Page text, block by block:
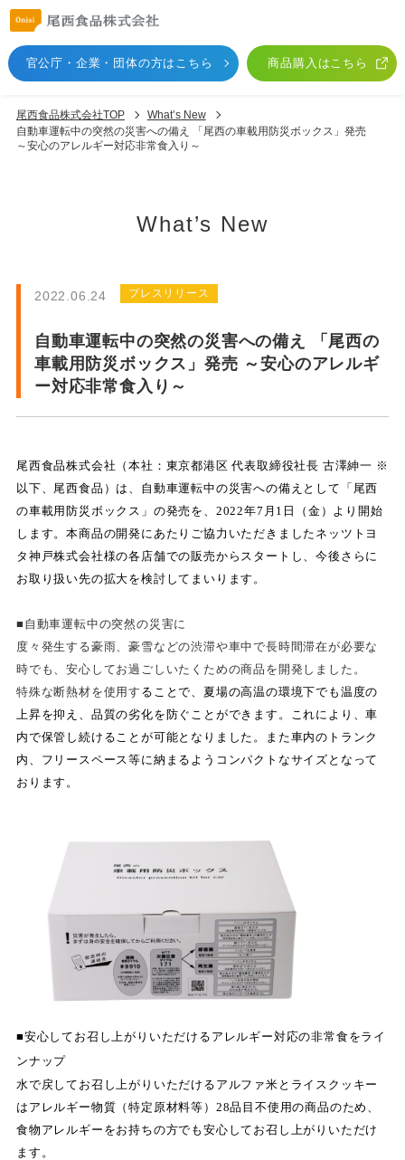
官公庁・企業・団体の方はこちら 商品購入はこちら
尾西食品株式会社TOP
What’s New
自動車運転中の突然の災害への備え 「尾西の車載用防災ボックス」発売
～安心のアレルギー対応非常食入り～
What’s New
2022.06.24 プレスリリース
自動車運転中の突然の災害への備え 「尾西の
車載用防災ボックス」発売 ～安心のアレルギ
ー対応非常食入り～
尾西食品株式会社（本社：東京都港区 代表取締役社長 古澤紳一 ※
以下、尾西食品）は、自動車運転中の災害への備えとして「尾西
の車載用防災ボックス」の発売を、2022年7月1日（金）より開始
します。本商品の開発にあたりご協力いただきましたネッツトヨ
タ神戸株式会社様の各店舗での販売からスタートし、今後さらに
お取り扱い先の拡大を検討してまいります。
■自動車運転中の突然の災害に
度々発生する豪雨、豪雪などの渋滞や車中で長時間滞在が必要な
時でも、安心してお過ごしいたくための商品を開発しました。
特殊な断熱材を使用す ることで、夏場の高温の環境下でも温度の
上昇を抑え、品質の劣化を防ぐことができます。これにより、車
内で保管し続けることが可能となりました。また車内のトランク
内、フリースペース等に納まるようコンパクトなサイズとなって
おります。
■安心してお召し上がりいただけるアレルギー対応の非常食をライ
ンナップ
水で戻してお召し上がりいただけるアルファ米とライスクッキー
はアレルギー物質（特定原材料等）28品目不使用の商品のため、
食物アレルギーをお持ちの方でも安心してお召し上がりいただけ
ます。